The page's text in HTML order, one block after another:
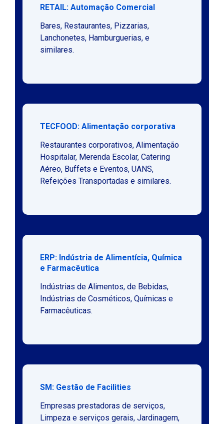
RETAIL: Automação Comercial
Bares, Restaurantes, Pizzarias,
Lanchonetes, Hamburguerias, e
similares.
TECFOOD: Alimentação corporativa
Restaurantes corporativos, Alimentação
Hospitalar, Merenda Escolar, Catering
Aéreo, Buffets e Eventos, UANS,
Refeições Transportadas e similares.
ERP: Indústria de Alimentícia, Química
e Farmacêutica
Indústrias de Alimentos, de Bebidas,
Indústrias de Cosméticos, Químicas e
Farmacêuticas.
SM: Gestão de Facilities
Empresas prestadoras de serviços,
Limpeza e serviços gerais, Jardinagem,